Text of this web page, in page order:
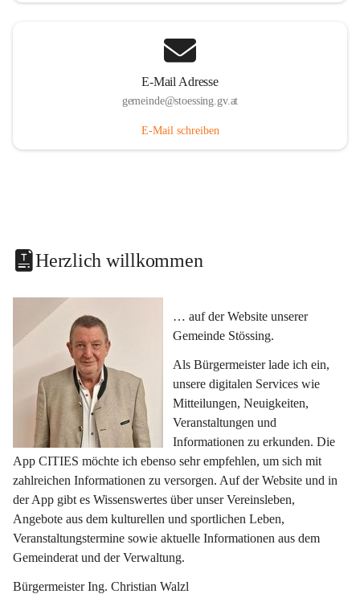
E-Mail Adresse
gemeinde@stoessing.gv.at
E-Mail schreiben
Herzlich willkommen
… auf der Website unserer
Gemeinde Stössing.
Als Bürgermeister lade ich ein,
unsere digitalen Services wie
Mitteilungen, Neuigkeiten,
Veranstaltungen und
Informationen zu erkunden. Die
App CITIES möchte ich ebenso sehr empfehlen, um sich mit
zahlreichen Informationen zu versorgen. Auf der Website und in
der App gibt es Wissenswertes über unser Vereinsleben,
Angebote aus dem kulturellen und sportlichen Leben,
Veranstaltungstermine sowie aktuelle Informationen aus dem
Gemeinderat und der Verwaltung.
Bürgermeister Ing. Christian Walzl